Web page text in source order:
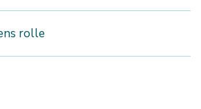
rolle